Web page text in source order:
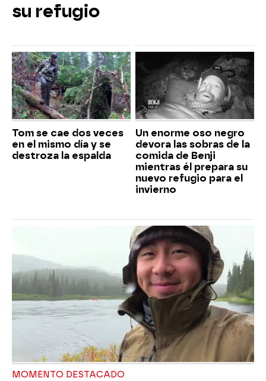
su refugio
Tom se cae dos veces
en el mismo día y se
destroza la espalda
Un enorme oso negro
devora las sobras de la
comida de Benji
mientras él prepara su
nuevo refugio para el
invierno
MOMENTO DESTACADO